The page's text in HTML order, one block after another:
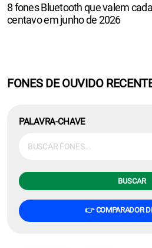
8 fones Bluetooth que valem cada
centavo em junho de 2026
FONES DE OUVIDO
PALAVRA-CHAVE
BUSCAR
👉 COMPARADOR